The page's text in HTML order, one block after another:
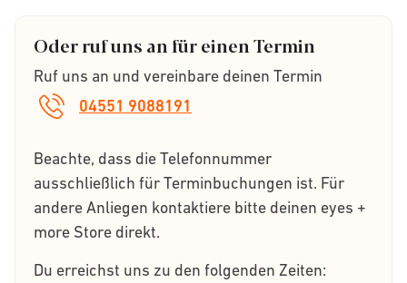
Oder ruf uns an für einen Termin
04551 9088191
Ruf uns an und vereinbare deinen Termin
Beachte, dass die Telefonnummer
ausschließlich für Terminbuchungen ist. Für
andere Anliegen kontaktiere bitte deinen eyes +
more Store direkt.
Du erreichst uns zu den folgenden Zeiten: